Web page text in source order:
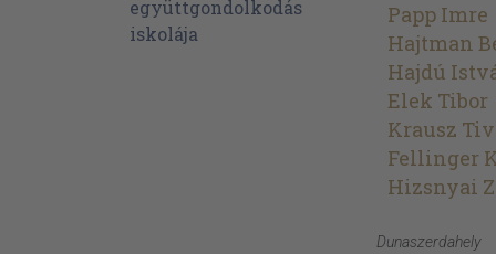
Papp Imre
Hajtman
Hajdú
Elek Tibor
Krausz
Fellinger
Hizsnyai
Dunaszerdahely